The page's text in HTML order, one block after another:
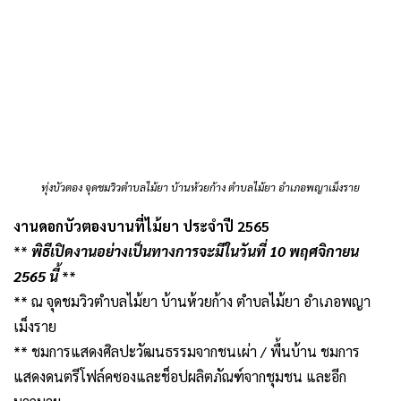
ทุ่งบัวตอง จุดชมวิวตำบลไม้ยา บ้านห้วยก้าง ตำบลไม้ยา อำเภอพญาเม็งราย
งานดอกบัวตองบานที่ไม้ยา ประจำปี 2565
** พิธีเปิดงานอย่างเป็นทางการจะมีในวันที่ 10 พฤศจิกายน
2565 นี้**
** ณ จุดชมวิวตำบลไม้ยา บ้านห้วยก้าง ตำบลไม้ยา อำเภอพญา
เม็งราย
** ชมการแสดงศิลปะวัฒนธรรมจากชนเผ่า / พื้นบ้าน ชมการ
แสดงดนตรีโฟล์คซองและช็อปผลิตภัณฑ์จากชุมชน และอีก